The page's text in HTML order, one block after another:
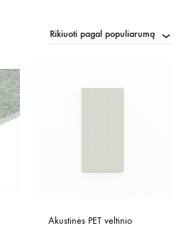
Rikiuoti pagal populiarumą
Akustinės PET veltinio